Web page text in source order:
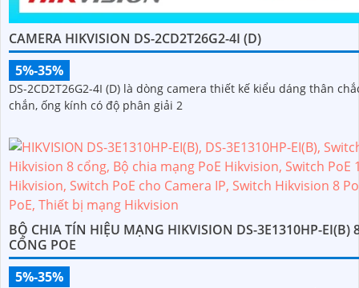
CAMERA HIKVISION DS-2CD2T26G2-4I (D)
5%-35%
DS-2CD2T26G2-4I (D) là dòng camera thiết kế kiểu dáng thân
chắn, ống kính có độ phân giải 2
BỘ CHIA TÍN HIỆU MẠNG HIKVISION DS-3E1310HP-EI(B)
CỔNG POE
5%-35%